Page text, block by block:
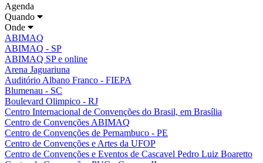
Agenda
Quando
Onde
ABIMAQ
ABIMAQ - SP
ABIMAQ SP e online
Arena Jaguariuna
Auditório Albano Franco - FIEPA
Blumenau - SC
Boulevard Olimpico - RJ
Centro Internacional de Convenções do Brasil, em Brasília
Centro de Convenções ABIMAQ
Centro de Convenções de Pernambuco - PE
Centro de Convenções e Artes da UFOP
Centro de Convenções e Eventos de Cascavel Pedro Luiz Boaretto